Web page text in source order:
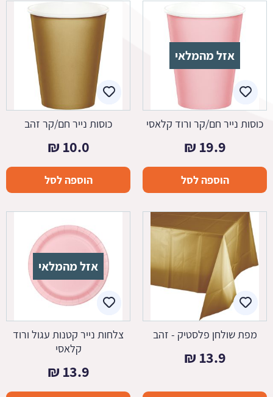
אזל מהמלאי
כוסות נייר חם/קר ורוד קלאסי
19.9
₪
הוספה לסל
כוסות נייר חם/קר זהב
10.0
₪
הוספה לסל
מפת שולחן פלסטיק - זהב
13.9
₪
אזל מהמלאי
צלחות נייר קטנות עגול ורוד
קלאסי
13.9
₪